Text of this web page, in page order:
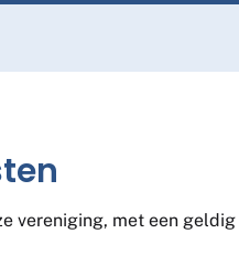
vereniging, met een